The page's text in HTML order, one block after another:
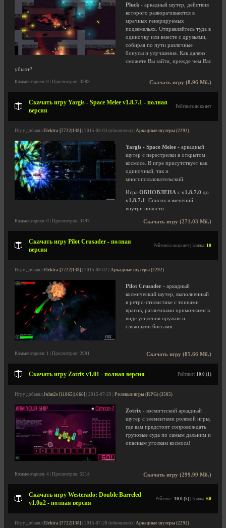
Pluck - аркадный шутер, действия
которого разворачиваются в
мрачных генерируемых
подземельях. Отправляйтесь туда в
одиночку или вместе с друзьями,
собирая по пути различные
бонусы и улучшения. Как далеко
сможете Вы зайти, прежде чем Вас
убьют?
Скачать игру (8.96 Мб.)
Комментариев: 0 | Просмотров: 3383
Скачать игру Yargis - Space Melee v1.8.7.1 - полная
версия
Рейтинга пока нет
Игру добавил Elektra [7722|138] | 2015-08-03 (обновлено) | Аркадные шутеры (2292)
Yargis - Space Melee - аркадный
шутер с перестрелки в открытом
космосе. В игре присутствует как
одиночный, так и
многопользовательский.
Игра ОБНОВЛЕНА с v1.8.7.0 до
v1.8.7.1
. Список изменений
внутри новости.
Скачать игру (271.03 Мб.)
Комментариев: 0 | Просмотров: 3497
Скачать игру Pilot Crusader - полная
версия
Рейтинга пока нет | Баллы: 10
Игру добавил Elektra [7722|138] | 2015-08-02 | Аркадные шутеры (2292)
Pilot Crusader - аркадный
космический шутер, выполненный
в ретро-стилистике с тоннами
врагов, различными примочками в
виде усиления оружия и
сложными боссами.
Скачать игру (85.66 Мб.)
Комментариев: 1 | Просмотров: 2981
Скачать игру Zotrix v1.01 - полная версия Рейтинг: 10.0 (1)
Игру добавил John2s [11865|1666] | 2015-07-29 | Ролевые игры (RPG) (3505)
Zotrix - космический аркадный
шутер с элементами ролевой игры,
где вам предстоит сопровождать
грузовые суда по самым дальним и
опасным уголкам космоса!
Скачать игру (299.99 Мб.)
Комментариев: 4 | Просмотров: 5314
Скачать игру Westerado: Double Barreled
v1.0u2 - полная версия
Рейтинг: 10.0 (5) | Баллы: 60
Игру добавил Elektra [7722|138] | 2015-07-28 (обновлено) | Аркадные шутеры (2292)